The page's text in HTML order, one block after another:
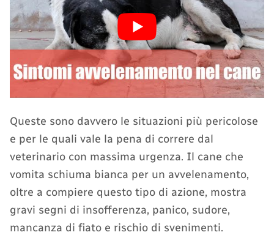
Queste sono davvero le situazioni più pericolose
e per le quali vale la pena di correre dal
veterinario con massima urgenza. Il cane che
vomita schiuma bianca per un avvelenamento,
oltre a compiere questo tipo di azione, mostra
gravi segni di insofferenza, panico, sudore,
mancanza di fiato e rischio di svenimenti.